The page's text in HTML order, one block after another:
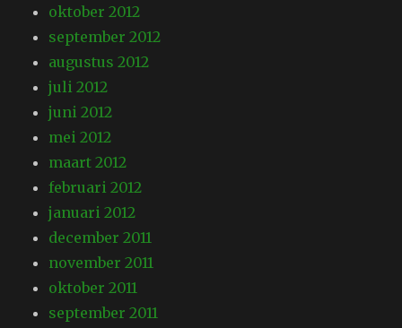
oktober 2012
september 2012
augustus 2012
juli 2012
juni 2012
mei 2012
maart 2012
februari 2012
januari 2012
december 2011
november 2011
oktober 2011
september 2011